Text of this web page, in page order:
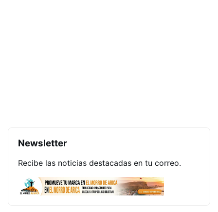
Newsletter
Recibe las noticias destacadas en tu correo.